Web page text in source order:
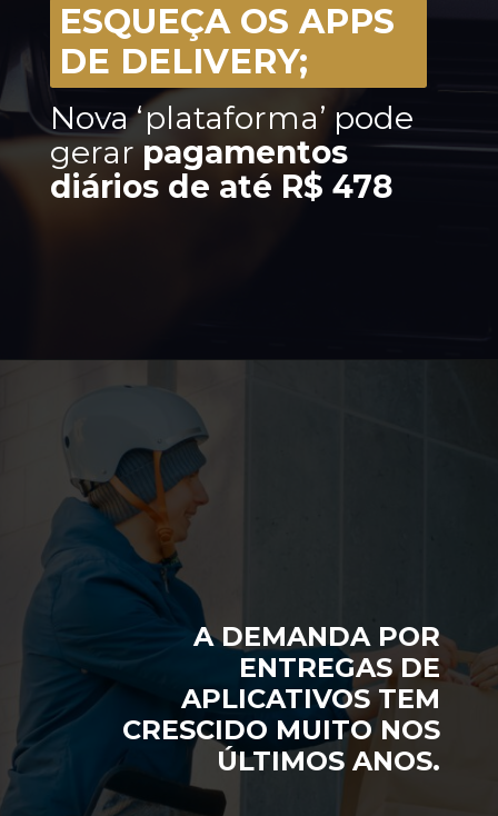
Nova ‘plataforma’ pode
gerar pagamentos
diários de até R$ 478
ESQUEÇA OS APPS
DE DELIVERY;
A DEMANDA POR
ENTREGAS DE
APLICATIVOS TEM
CRESCIDO MUITO NOS
ÚLTIMOS ANOS.